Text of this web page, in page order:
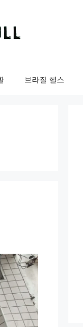
브라질 헬스